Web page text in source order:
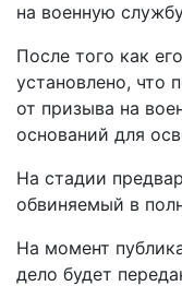
на военную
После того как
установлено, что
от призыва на
оснований для
На стадии
обвиняемый в
На момент
дело будет